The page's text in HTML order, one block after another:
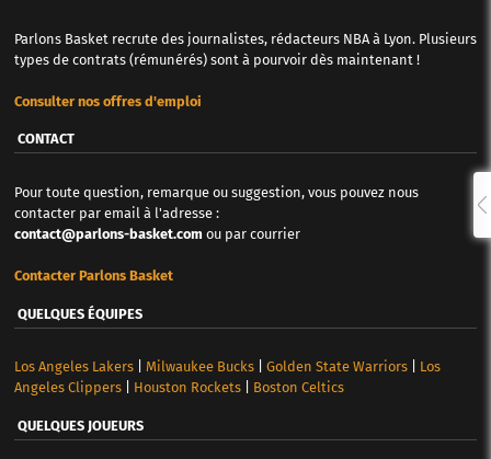
Parlons Basket recrute des journalistes, rédacteurs NBA à Lyon. Plusieurs
types de contrats (rémunérés) sont à pourvoir dès maintenant !
Consulter nos offres d'emploi
CONTACT
Pour toute question, remarque ou suggestion, vous pouvez nous
contacter par email à l'adresse :
contact@parlons-basket.com ou par courrier
Contacter Parlons Basket
QUELQUES ÉQUIPES
Los Angeles Lakers| Milwaukee Bucks| Golden State Warriors| Los
Angeles Clippers| Houston Rockets| Boston Celtics
QUELQUES JOUEURS